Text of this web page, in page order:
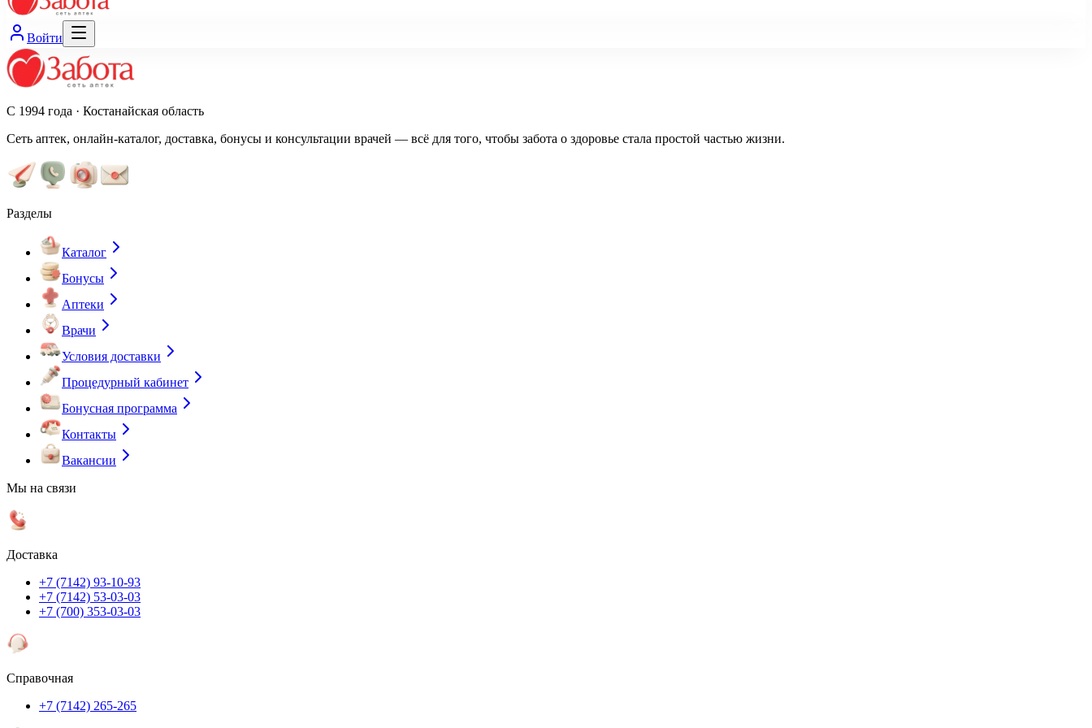
Войти
С 1994 года · Костанайская область
Сеть аптек, онлайн-каталог, доставка, бонусы и консультации врачей — всё для того, чтобы забота о здоровье стала простой частью жизни.
Разделы
Каталог
Бонусы
Аптеки
Врачи
Условия доставки
Процедурный кабинет
Бонусная программа
Контакты
Вакансии
Мы на связи
Доставка
+7 (7142) 93-10-93
+7 (7142) 53-03-03
+7 (700) 353-03-03
Справочная
+7 (7142) 265-265